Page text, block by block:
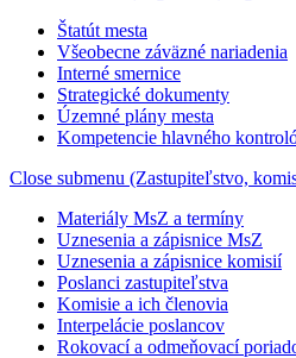
Štatút mesta
Všeobecne záväzné nariadenia
Interné smernice
Strategické dokumenty
Územné plány mesta
Kompetencie hlavného
Close submenu (Zastupiteľstvo,
Materiály MsZ a termíny
Uznesenia a zápisnice MsZ
Uznesenia a zápisnice komisií
Poslanci zastupiteľstva
Komisie a ich členovia
Interpelácie poslancov
Rokovací a odmeňovací